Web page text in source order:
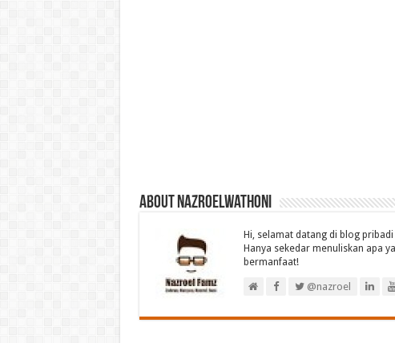
About nazroelwathoni
Hi, selamat datang di blog
Hanya sekedar menuliskan apa
bermanfaat!
@nazroel